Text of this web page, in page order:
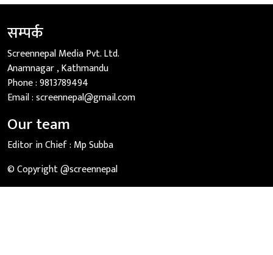
सम्पर्क
Screennepal Media Pvt. Ltd.
Anamnagar , Kathmandu
Phone :9813789494
Email :screennepal@gmail.com
Our team
Editor in Chief : Mp Subba
© Copyright @screennepal